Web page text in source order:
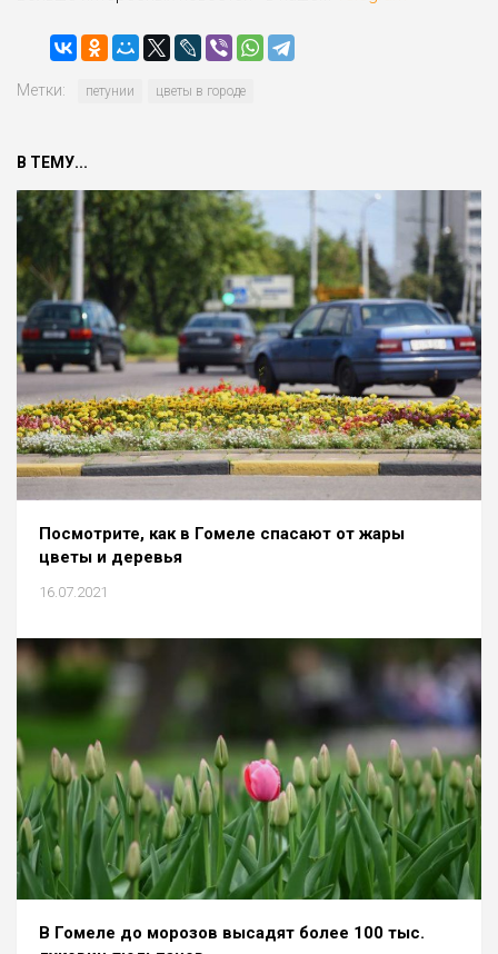
Метки: петунии цветы в городе
В ТЕМУ...
Посмотрите, как в Гомеле спасают от жары
цветы и деревья
16.07.2021
В Гомеле до морозов высадят более 100 тыс.